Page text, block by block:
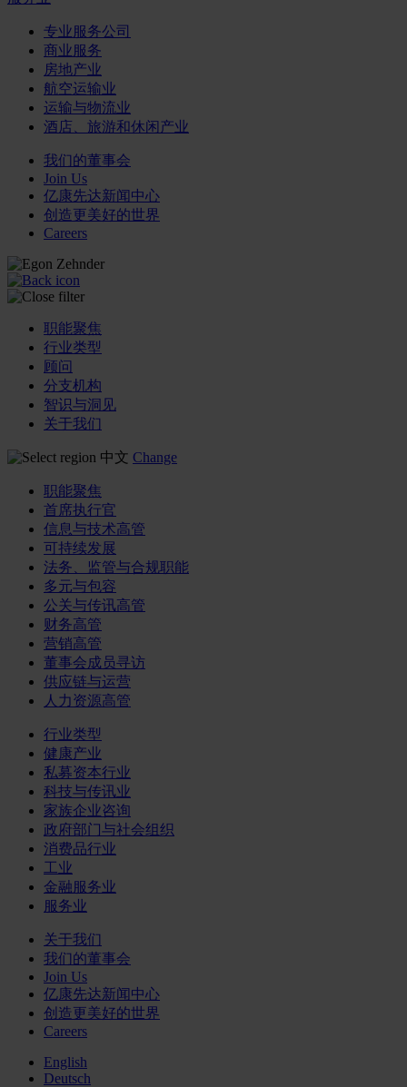
专业服务公司
商业服务
房地产业
航空运输业
运输与物流业
酒店、旅游和休闲产业
我们的董事会
Join Us
亿康先达新闻中心
创造更美好的世界
Careers
职能聚焦
行业类型
顾问
分支机构
智识与洞见
关于我们
中文 Change
职能聚焦
首席执行官
信息与技术高管
可持续发展
法务、监管与合规职能
多元与包容
公关与传讯高管
财务高管
营销高管
董事会成员寻访
供应链与运营
人力资源高管
行业类型
健康产业
私募资本行业
科技与传讯业
家族企业咨询
政府部门与社会组织
消费品行业
工业
金融服务业
服务业
关于我们
我们的董事会
Join Us
亿康先达新闻中心
创造更美好的世界
Careers
English
Deutsch